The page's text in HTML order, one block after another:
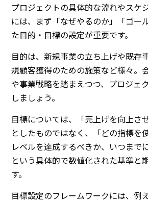
プロジェクトの具体的な流れやスケ
には、まず「なぜやるのか」「ゴー
た目的・目標の設定が重要です。
目的は、新規事業の立ち上げや既存
規顧客獲得のための施策など様々。
や事業戦略を踏まえつつ、プロジェ
しましょう。
目標については、「売上げを向上さ
としたものではなく、「どの指標を
レベルを達成するべきか、いつまで
という具体的で数値化された基準と
す。
目標設定のフレームワークには、例